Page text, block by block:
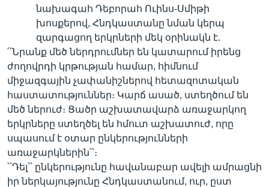
նախագահ Դեբորահ Ուինս-Սմիթի
խոսքերով, Հնդկաստանը նման կերպ
զարգացող երկրների մեկ օրինակն է.
՛՛Նրանք մեծ ներդրումներ են կատարում իրենց
ժողովրդի կրթության համար, հիմնում
միջազգային չափանիշներով հետազոտական
հաստատություններ։ Կարճ ասած, ստեղծում են
մեծ ներուժ։ Ցածր աշխատավարձ առաջարկող
երկրները ստեղծել են հմուտ աշխատուժ, որը
սպասում է օտար ընկերությունների
առաջարկներին՝՝։
՝՝Դել՝՝ ընկերությունը հավանաբար ավելի ամրացնի
իր ներկայությունը Հնդկաստանում, ուր, ըստ